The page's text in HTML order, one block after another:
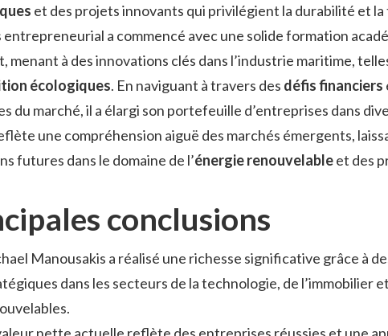
et des projets innovants qui privilégient la durabilité et la
entrepreneurial a commencé avec une solide formation
menant à des innovations clés dans l’industrie maritime,
écologiques. En naviguant à travers des défis financiers
du marché, il a élargi son portefeuille d’entreprises dans
une compréhension aiguë des marchés émergents,
futures dans le domaine de l’énergie renouvelableet des
conclusions
Manousakis a réalisé une richesse significative grâce à
dans les secteurs de la technologie, de l’immobilier